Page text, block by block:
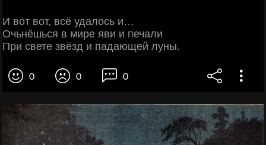
И вот вот, всё удалось и…
Очьнёшься в мире яви и печали
При свете звёзд и падающей луны.
0 0 0